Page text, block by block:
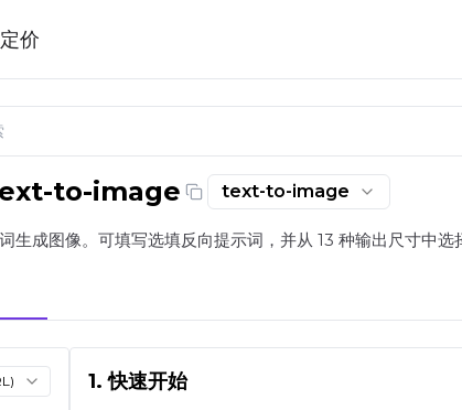
定价
to-image text-to-image
成图像。可填写选填反向提示词，并从 13 种输出尺寸中选
1. 快速开始